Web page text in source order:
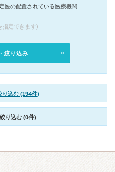
医の配置されている医療機関
指定できます)
絞り込み
り込む (194件)
り込む (0件)